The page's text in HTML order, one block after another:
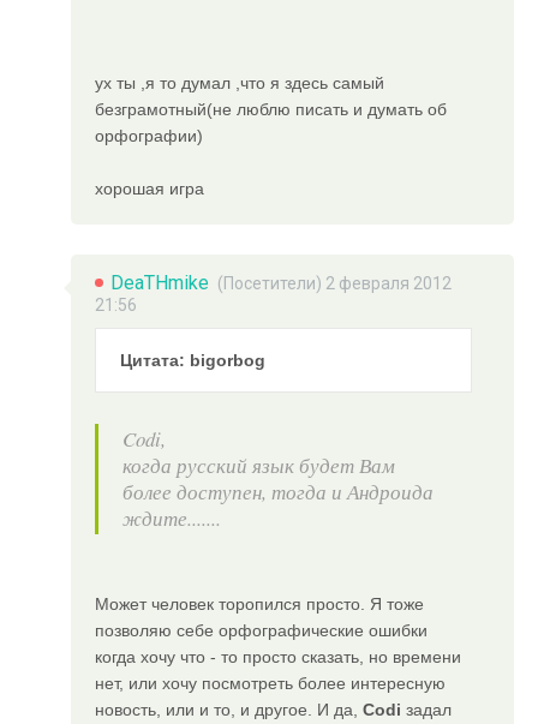
ух ты ,я то думал ,что я здесь самый
безграмотный(не люблю писать и думать об
орфографии)
хорошая игра
DeaTHmike (Посетители) 2 февраля 2012
21:56
Цитата: bigorbog
Codi,
когда русский язык будет Вам
более доступен, тогда и Андроида
ждите.......
Может человек торопился просто. Я тоже
позволяю себе орфографические ошибки
когда хочу что - то просто сказать, но времени
нет, или хочу посмотреть более интересную
новость, или и то, и другое. И да,Codi задал